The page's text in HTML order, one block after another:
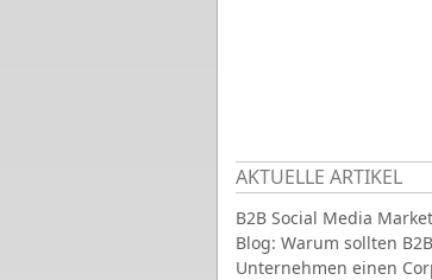
AKTUELLE ARTIKEL
B2B Social Media
Blog: Warum sollten B2B
Unternehmen einen